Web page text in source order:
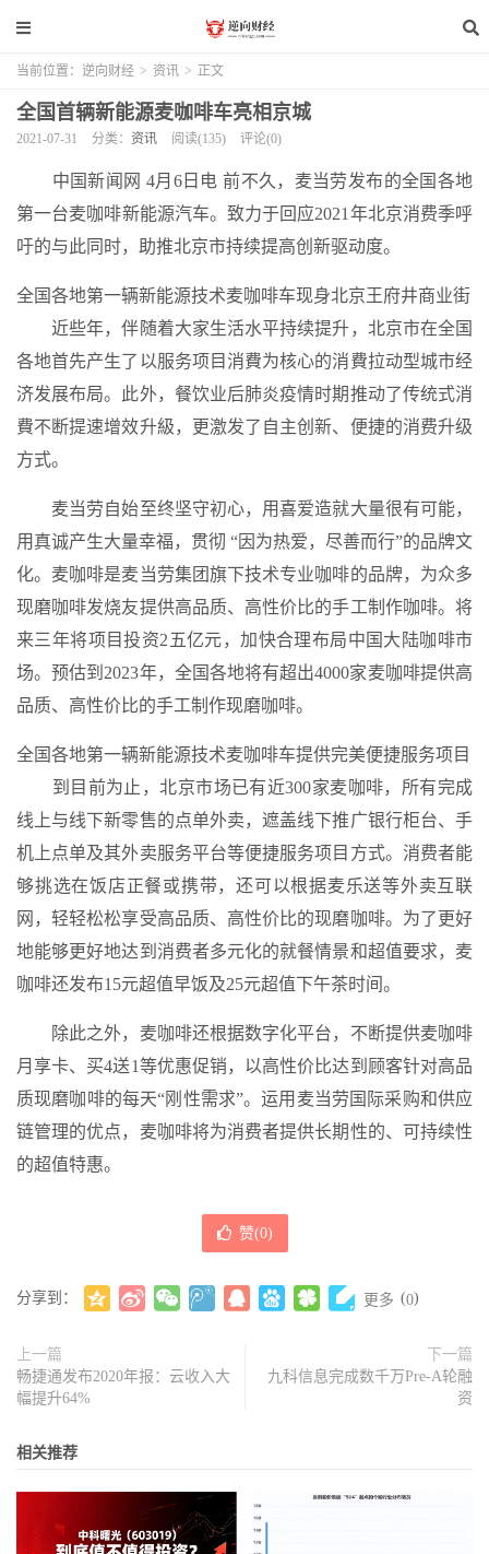
当前位置： 逆向财经 > 资讯 > 正文
全国首辆新能源麦咖啡车亮相京城
2021-07-31 分类： 资讯 阅读(135) 评论(0)
中国新闻网 4月6日电 前不久，麦当劳发布的全国各地
第一台麦咖啡新能源汽车。致力于回应2021年北京消费季呼
吁的与此同时，助推北京市持续提高创新驱动度。
全国各地第一辆新能源技术麦咖啡车现身北京王府井商业街
近些年，伴随着大家生活水平持续提升，北京市在全国
各地首先产生了以服务项目消費为核心的消費拉动型城市经
济发展布局。此外，餐饮业后肺炎疫情时期推动了传统式消
費不断提速增效升級，更激发了自主创新、便捷的消费升级
方式。
麦当劳自始至终坚守初心，用喜爱造就大量很有可能，
用真诚产生大量幸福，贯彻 “因为热爱，尽善而行”的品牌文
化。麦咖啡是麦当劳集团旗下技术专业咖啡的品牌，为众多
现磨咖啡发烧友提供高品质、高性价比的手工制作咖啡。将
来三年将项目投资2五亿元，加快合理布局中国大陆咖啡市
场。预估到2023年，全国各地将有超出4000家麦咖啡提供高
品质、高性价比的手工制作现磨咖啡。
全国各地第一辆新能源技术麦咖啡车提供完美便捷服务项目
到目前为止，北京市场已有近300家麦咖啡，所有完成
线上与线下新零售的点单外卖，遮盖线下推广银行柜台、手
机上点单及其外卖服务平台等便捷服务项目方式。消费者能
够挑选在饭店正餐或携带，还可以根据麦乐送等外卖互联
网，轻轻松松享受高品质、高性价比的现磨咖啡。为了更好
地能够更好地达到消费者多元化的就餐情景和超值要求，麦
咖啡还发布15元超值早饭及25元超值下午茶时间。
除此之外，麦咖啡还根据数字化平台，不断提供麦咖啡
月享卡、买4送1等优惠促销，以高性价比达到顾客针对高品
质现磨咖啡的每天“刚性需求”。运用麦当劳国际采购和供应
链管理的优点，麦咖啡将为消费者提供长期性的、可持续性
的超值特惠。
赞(0)
分享到： 更多 (0)
上一篇
畅捷通发布2020年报：云收入大
幅提升64%
下一篇
九科信息完成数千万Pre-A轮融
资
相关推荐